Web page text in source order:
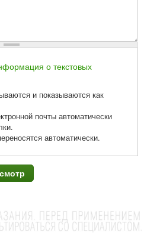
о текстовых
и показываются как
почты автоматически
автоматически.